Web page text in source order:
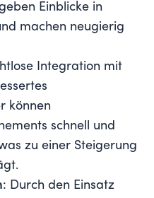
Einblicke in
machen neugierig
Integration mit
können
schnell und
zu einer Steigerung
: Durch den Einsatz